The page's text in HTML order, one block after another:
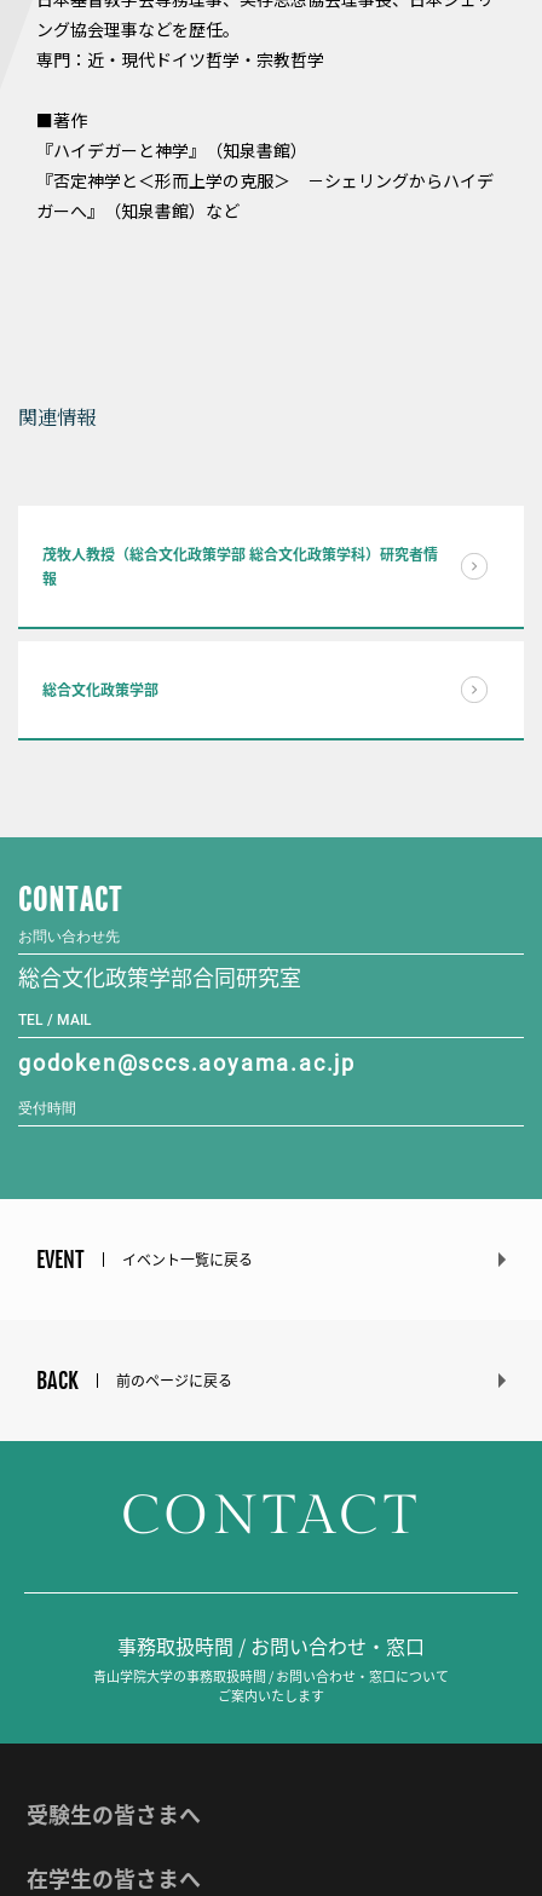
ング協会理事などを歴任。
専門：近・現代ドイツ哲学・宗教哲学
■著作
『ハイデガーと神学』（知泉書館）
『否定神学と＜形而上学の克服＞ －シェリングからハイデ
ガーへ』（知泉書館）など
関連情報
茂牧人教授（総合文化政策学部 総合文化政策学科）研究者情
報
総合文化政策学部
CONTACT
お問い合わせ先
総合文化政策学部合同研究室
TEL / MAIL
godoken@sccs.aoyama.ac.jp
受付時間
EVENT イベント一覧に戻る
BACK 前のページに戻る
CONTACT
事務取扱時間 / お問い合わせ・窓口
青山学院大学の事務取扱時間 / お問い合わせ・窓口について
ご案内いたします
受験生の皆さまへ
在学生の皆さまへ